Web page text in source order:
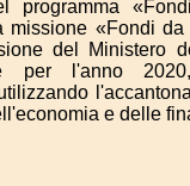
programma
missione «Fondi da
del Ministero
per l'anno
e delle